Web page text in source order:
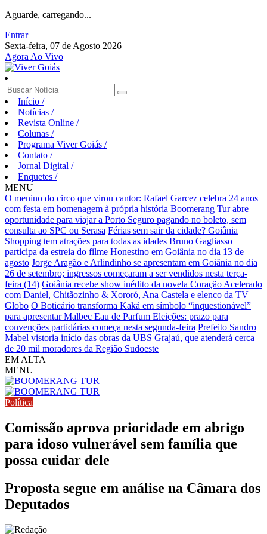
Aguarde, carregando...
Entrar
Sexta-feira, 07 de Agosto 2026
Agora Ao Vivo
Início /
Notícias /
Revista Online /
Colunas /
Programa Viver Goiás /
Contato /
Jornal Digital /
Enquetes /
MENU
O menino do circo que virou cantor: Rafael Garcez celebra 24 anos
com festa em homenagem à própria história Boomerang Tur abre
oportunidade para viajar a Porto Seguro pagando no boleto, sem
consulta ao SPC ou Serasa Férias sem sair da cidade? Goiânia
Shopping tem atrações para todas as idades Bruno Gagliasso
participa da estreia do filme Honestino em Goiânia no dia 13 de
agosto Jorge Aragão e Arlindinho se apresentam em Goiânia no dia
26 de setembro; ingressos começaram a ser vendidos nesta terça-
feira (14) Goiânia recebe show inédito da novela Coração Acelerado
com Daniel, Chitãozinho & Xororó, Ana Castela e elenco da TV
Globo O Boticário transforma Kaká em símbolo “inquestionável”
para apresentar Malbec Eau de Parfum Eleições: prazo para
convenções partidárias começa nesta segunda-feira Prefeito Sandro
Mabel vistoria início das obras da UBS Grajaú, que atenderá cerca
de 20 mil moradores da Região Sudoeste
EM ALTA
MENU
Política
Comissão aprova prioridade em abrigo
para idoso vulnerável sem família que
possa cuidar dele
Proposta segue em análise na Câmara dos
Deputados